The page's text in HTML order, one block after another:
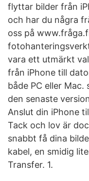
flyttar bilder från
och har du några
oss på
vara ett utmärkt
från iPhone till
både PC eller Mac.
den senaste
Anslut din iPhone
Tack och lov är
snabbt få dina
kabel, en smidig
Transfer. 1.